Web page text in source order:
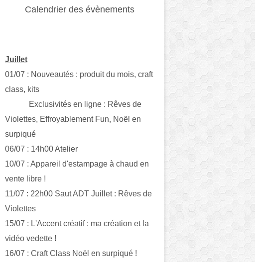
Calendrier des évènements
Juillet
01/07 : Nouveautés : produit du mois, craft
class, kits
Exclusivités en ligne : Rêves de
Violettes, Effroyablement Fun, Noël en
surpiqué
06/07 : 14h00 Atelier
10/07 : Appareil d'estampage à chaud en
vente libre !
11/07 : 22h00 Saut ADT Juillet : Rêves de
Violettes
15/07 : L'Accent créatif : ma création et la
vidéo vedette !
16/07 : Craft Class Noël en surpiqué !